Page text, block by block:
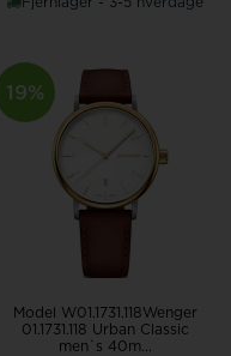
19%
Model W01.1731.118Wenger
01.1731.118 Urban Classic
men`s 40m...